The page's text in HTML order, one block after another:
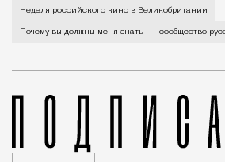
Неделя российского кино в Великобритании
Почему вы должны меня знать сообщество